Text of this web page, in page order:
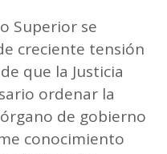
Superior se
creciente tensión
que la Justicia
ordenar la
de gobierno
conocimiento